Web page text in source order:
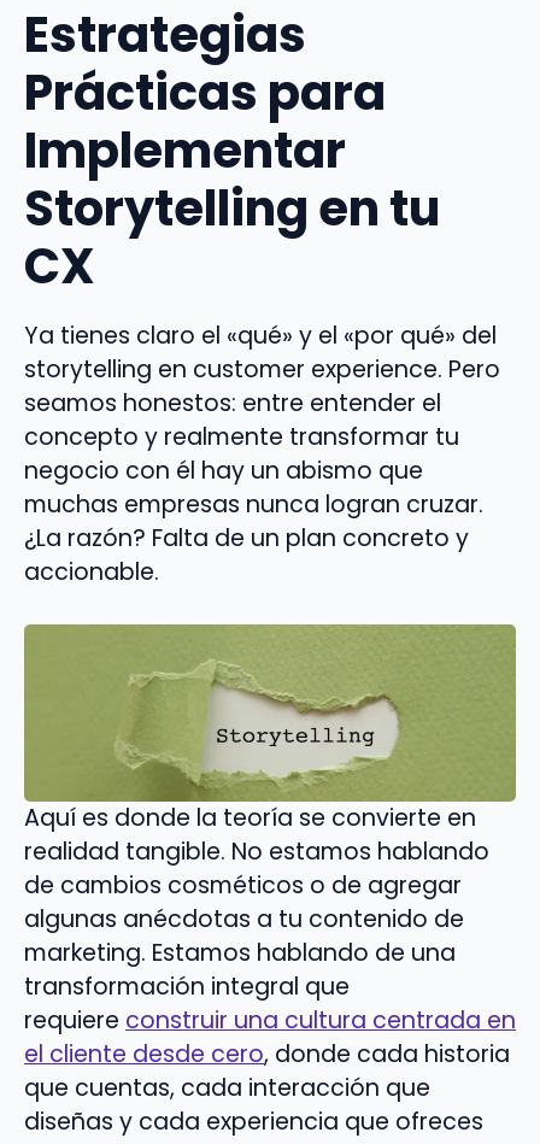
Estrategias
Prácticas para
Implementar
Storytelling en tu
CX
Ya tienes claro el «qué» y el «por qué» del
storytelling en customer experience. Pero
seamos honestos: entre entender el
concepto y realmente transformar tu
negocio con él hay un abismo que
muchas empresas nunca logran cruzar.
¿La razón? Falta de un plan concreto y
accionable.
Aquí es donde la teoría se convierte en
realidad tangible. No estamos hablando
de cambios cosméticos o de agregar
algunas anécdotas a tu contenido de
marketing. Estamos hablando de una
transformación integral que
requiere construir una cultura centrada en
el cliente desde cero, donde cada historia
que cuentas, cada interacción que
diseñas y cada experiencia que ofreces